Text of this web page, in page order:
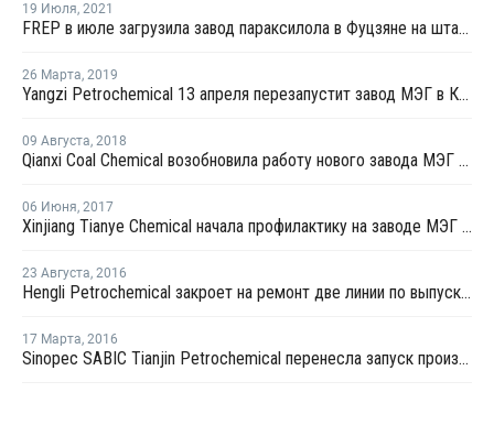
19 Июля, 2021
FREP в июле загрузила завод параксилола в Фуцзяне на штатном уровне
26 Марта, 2019
Yangzi Petrochemical 13 апреля перезапустит завод МЭГ в Китае после планового ремонта
09 Августа, 2018
Qianxi Coal Chemical возобновила работу нового завода МЭГ в Цяньси после профилактики
06 Июня, 2017
Xinjiang Tianye Chemical начала профилактику на заводе МЭГ в Китае
23 Августа, 2016
Hengli Petrochemical закроет на ремонт две линии по выпуску ТФК в сентябре-октябре
17 Марта, 2016
Sinopec SABIC Tianjin Petrochemical перенесла запуск производства МЭГ на 20 марта